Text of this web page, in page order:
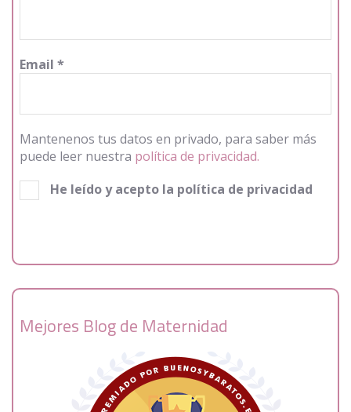
Email *
Mantenenos tus datos en privado, para saber más
puede leer nuestra política de privacidad.
He leído y acepto la política de privacidad
Mejores Blog de Maternidad